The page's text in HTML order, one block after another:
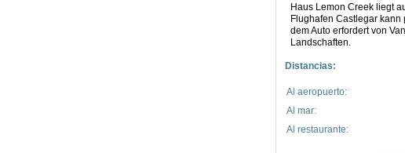
Haus Lemon Creek liegt
Flughafen Castlegar
dem Auto erfordert von
Landschaften.
Distancias:
Al aeropuerto:
Al mar:
Al restaurante: